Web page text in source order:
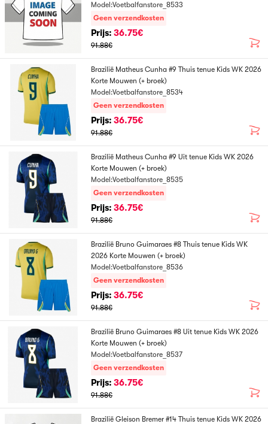
Model:Voetbalfanstore_8533
Geen verzendkosten
Prijs: 36.75€
91.88€
Brazilië Matheus Cunha #9 Thuis tenue Kids WK 2026
Korte Mouwen (+ broek)
Model:Voetbalfanstore_8534
Geen verzendkosten
Prijs: 36.75€
91.88€
Brazilië Matheus Cunha #9 Uit tenue Kids WK 2026
Korte Mouwen (+ broek)
Model:Voetbalfanstore_8535
Geen verzendkosten
Prijs: 36.75€
91.88€
Brazilië Bruno Guimaraes #8 Thuis tenue Kids WK
2026 Korte Mouwen (+ broek)
Model:Voetbalfanstore_8536
Geen verzendkosten
Prijs: 36.75€
91.88€
Brazilië Bruno Guimaraes #8 Uit tenue Kids WK 2026
Korte Mouwen (+ broek)
Model:Voetbalfanstore_8537
Geen verzendkosten
Prijs: 36.75€
91.88€
Brazilië Gleison Bremer #14 Thuis tenue Kids WK 2026